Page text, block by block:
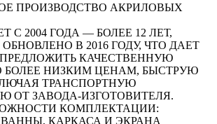
ПРОИЗВОДСТВО АКРИЛОВЫХ
С 2004 ГОДА — БОЛЕЕ 12 ЛЕТ,
В 2016 ГОДУ, ЧТО ДАЕТ
КАЧЕСТВЕННУЮ
НИЗКИМ ЦЕНАМ, БЫСТРУЮ
ТРАНСПОРТНУЮ
ОТ ЗАВОДА-ИЗГОТОВИТЕЛЯ.
КОМПЛЕКТАЦИИ:
КАРКАСА И ЭКРАНА